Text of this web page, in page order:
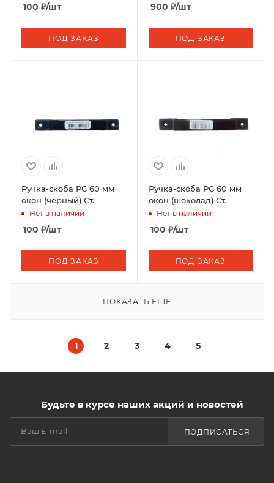
100 ₽/шт
ПОД ЗАКАЗ
900 ₽/шт
ПОД ЗАКАЗ
Ручка-скоба РС 60 мм
окон (черный) Ст.
Нет в наличии
100 ₽/шт
ПОД ЗАКАЗ
Ручка-скоба РС 60 мм
окон (шоколад) Ст.
Нет в наличии
100 ₽/шт
ПОД ЗАКАЗ
ПОКАЗАТЬ ЕЩЕ
1 2 3 4 5
Будьте в курсе наших акций и новостей
ПОДПИСАТЬСЯ